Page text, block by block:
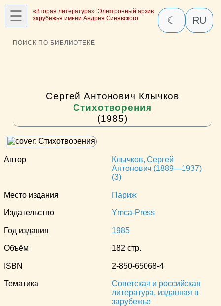
☰
«Вторая литература»: Электронный архив
зарубежья имени Андрея Синявского
☾ RU
ПОИСК ПО БИБЛИОТЕКЕ
Сергей Антонович Клычков
Стихотворения
(1985)
Автор
Клычков, Сергей
Антонович (1889—1937)
(3)
Место издания Париж
Издательство Ymca-Press
Год издания 1985
Объём 182 стр.
ISBN 2-850-65068-4
Тематика
Советская и российская
литература, изданная в
зарубежье